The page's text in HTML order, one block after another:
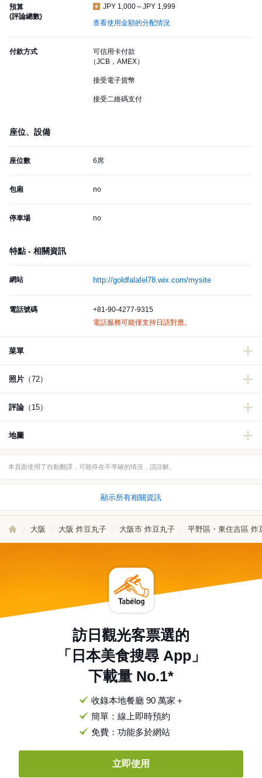
預算
(評論總數)
JPY 1,000～JPY 1,999
查看使用金額的分配情況
付款方式
可信用卡付款
（JCB，AMEX）
接受電子貨幣
接受二維碼支付
座位、設備
座位數 6席
包廂 no
停車場 no
特點 - 相關資訊
網站 http://goldfalafel78.wix.com/mysite
電話號碼
+81-90-4277-9315
電話服務可能僅支持日語對應。
菜單
照片 （72）
評論 （15）
地圖
本頁面使用了自動翻譯，可能存在不準確的情況，請諒解。
顯示所有相關資訊
大阪 大阪 炸豆丸子 大阪市 炸豆丸子 平野區・東住吉區 炸
訪日觀光客票選的
「日本美食搜尋 App」
下載量 No.1*
收錄本地餐廳 90 萬家＋
簡單：線上即時預約
免費：功能多於網站
立即使用